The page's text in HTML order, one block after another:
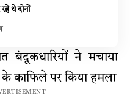
थे दोनों
बंदूकधारियों ने मचाया
काफिले पर किया हमला
-